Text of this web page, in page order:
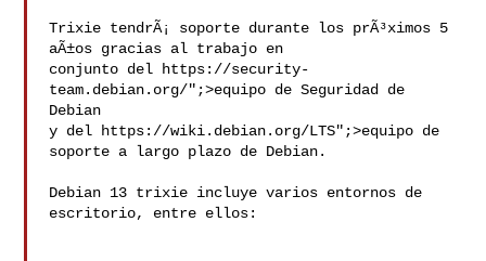
Trixie tendrÃ¡ soporte durante los prÃ³ximos 5
aÃ±os gracias al trabajo en
conjunto del https://security-
team.debian.org/";>equipo de Seguridad de
Debian
y del https://wiki.debian.org/LTS";>equipo de
soporte a largo plazo de Debian.
Debian 13 trixie incluye varios entornos de
escritorio, entre ellos: